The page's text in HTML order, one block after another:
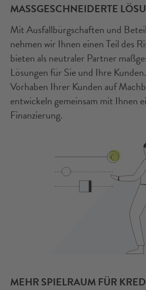
MASSGESCHNEIDERTE
Mit Ausfallbürgschaften und
nehmen wir Ihnen einen Teil des
bieten als neutraler Partner
Lösungen für Sie und Ihre
Vorhaben Ihrer Kunden auf
entwickeln gemeinsam mit Ihnen
Finanzierung.
MEHR SPIELRAUM FÜR